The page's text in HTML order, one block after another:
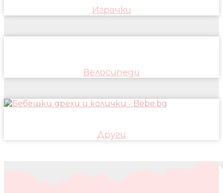
Играчки
Велосипеди
Други